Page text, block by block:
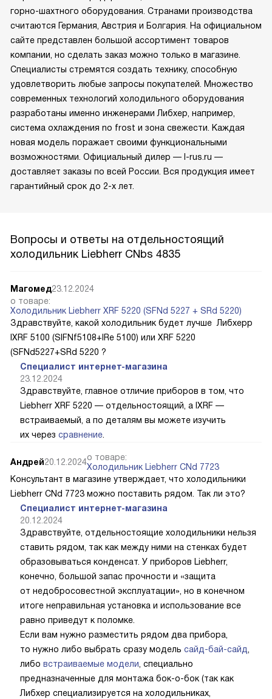
горно-шахтного оборудования. Странами производства
считаются Германия, Австрия и Болгария. На официальном
сайте представлен большой ассортимент товаров
компании, но сделать заказ можно только в магазине.
Специалисты стремятся создать технику, способную
удовлетворить любые запросы покупателей. Множество
современных технологий холодильного оборудования
разработаны именно инженерами Либхер, например,
система охлаждения no frost и зона свежести. Каждая
новая модель поражает своими функциональными
возможностями. Официальный дилер — l-rus.ru —
доставляет заказы по всей России. Вся продукция имеет
гарантийный срок до 2-х лет.
Вопросы и ответы на отдельностоящий
холодильник Liebherr CNbs 4835
Магомед23.12.2024
о товаре:
Холодильник Liebherr XRF 5220 (SFNd 5227 + SRd 5220)
Здравствуйте, какой холодильник будет лучше Либхерр
IXRF 5100 (SIFNf5108+IRe 5100) или XRF 5220
(SFNd5227+SRd 5220 ?
Специалист интернет-магазина
23.12.2024
Здравствуйте, главное отличие приборов в том, что
Liebherr XRF 5220 — отдельностоящий, а IXRF —
встраиваемый, а по деталям вы можете изучить
их через сравнение
Андрей20.12.2024о товаре:
Холодильник Liebherr CNd 7723
Консультант в магазине утверждает, что холодильники
Liebherr CNd 7723 можно поставить рядом. Так ли это?
Специалист интернет-магазина
20.12.2024
Здравствуйте, отдельностоящие холодильники нельзя
ставить рядом, так как между ними на стенках будет
образовываться конденсат. У приборов Liebherr,
конечно, большой запас прочности и «защита
от недобросовестной эксплуатации», но в конечном
итоге неправильная установка и использование все
равно приведут к поломке.
Если вам нужно разместить рядом два прибора,
то нужно либо выбрать сразу модель сайд-бай-сайд
либо встраиваемые модели , специально
предназначенные для монтажа бок-о-бок (так как
Либхер специализируется на холодильниках,